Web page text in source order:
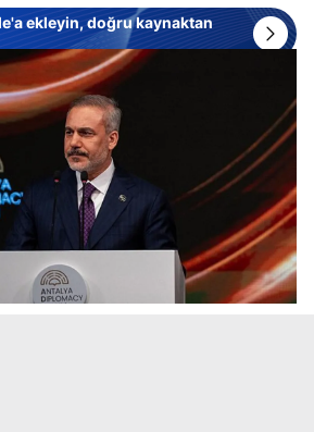
ekleyin, doğru kaynaktan